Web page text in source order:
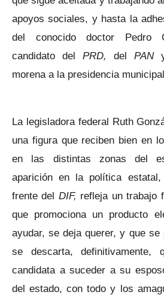
apoyos sociales, y hasta la
del conocido doctor Pedro
candidato del PRD, del PANy
morena a la presidencia
La legisladora federal Ruth
una figura que reciben bien en
en las distintas zonas del
aparición en la política
frente del DIF, refleja un trabajo
que promociona un producto
ayudar, se deja querer, y que se
se descarta, definitivamente,
candidata a suceder a su
del estado, con todo y los